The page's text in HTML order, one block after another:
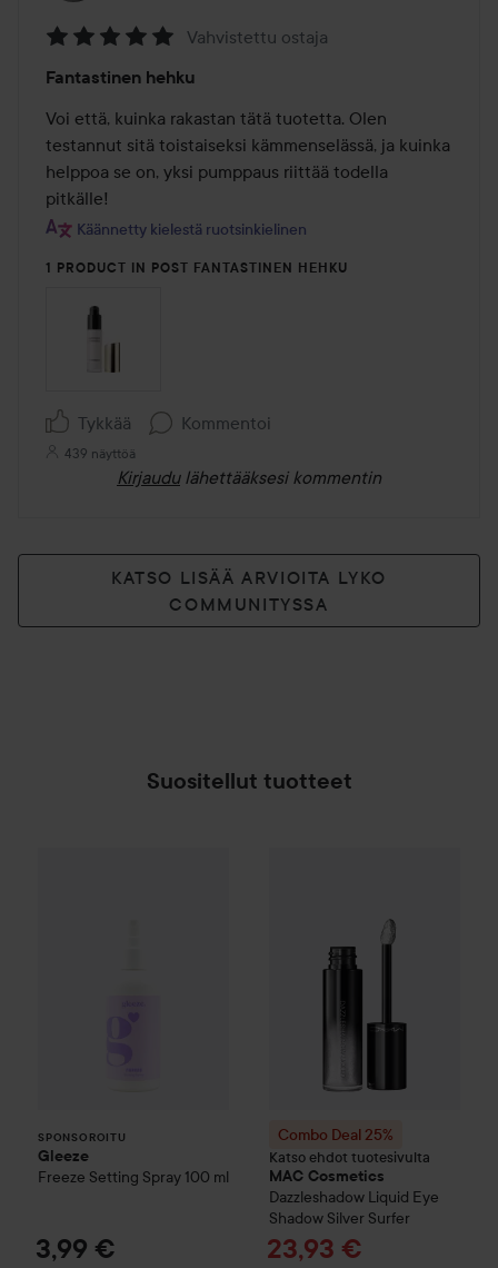
5
/
5
Vahvistettu ostaja
Fantastinen hehku
Voi että, kuinka rakastan tätä tuotetta. Olen
testannut sitä toistaiseksi kämmenselässä, ja kuinka
helppoa se on, yksi pumppaus riittää todella
pitkälle!
Käännetty kielestä ruotsinkielinen
1 PRODUCT IN POST FANTASTINEN HEHKU
Tykkää Kommentoi
439 näyttöä
Kirjaudu lähettääksesi kommentin
KATSO LISÄÄ ARVIOITA LYKO
COMMUNITYSSA
Suositellut tuotteet
SPONSOROITU
Gleeze
Freeze Setting Spray 100 ml
3,99 €
Combo Deal 25%
Katso ehdot tuotesivulta
MAC Cosmetics
Dazzleshadow Liquid Eye
Shadow Silver Surfer
Tarjoushinta
23,93 €